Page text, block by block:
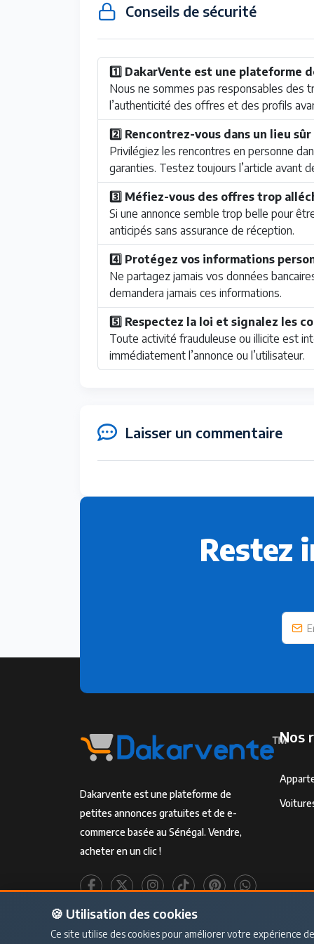
Conseils de sécurité
1️⃣ DakarVente est une plateforme
Nous ne sommes pas responsables des
l’authenticité des offres et des profils
2️⃣ Rencontrez-vous dans un lieu sûr
Privilégiez les rencontres en personne
garanties. Testez toujours l’article avant
3️⃣ Méfiez-vous des offres trop
Si une annonce semble trop belle pour
anticipés sans assurance de réception.
4️⃣ Protégez vos informations
Ne partagez jamais vos données
demandera jamais ces informations.
5️⃣ Respectez la loi et signalez les
Toute activité frauduleuse ou illicite est
immédiatement l’annonce ou l’utilisateur.
Laisser un commentaire
Restez
Dakarvente est une plateforme de
petites annonces gratuites et de e-
commerce basée au Sénégal. Vendre,
acheter en un clic !
Nos
Tous droits réservés © 2026 - DakarVente.
🍪 Utilisation des cookies
Ce site utilise des cookies pour améliorer votre expérience